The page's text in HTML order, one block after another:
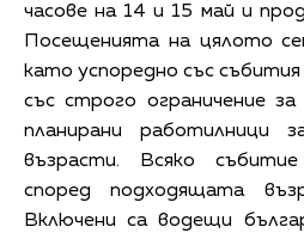
часове на 14 и 15 май и
Посещенията на цялото
като успоредно със събития
със строго ограничение
планирани работилници
възрасти. Всяко
според подходящата
Включени са водещи